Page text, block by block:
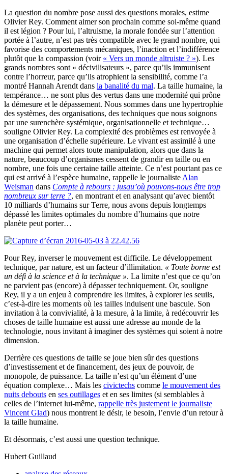
La question du nombre pose aussi des questions morales, estime
Olivier Rey. Comment aimer son prochain comme soi-même quand
il est légion ? Pour lui, l’altruisme, la morale fondée sur l’attention
portée à l’autre, n’est pas très compatible avec le grand nombre, qui
favorise des comportements mécaniques, l’inaction et l’indifférence
plutôt que la compassion (voir « Vers un monde altruiste ? »). Les
grands nombres sont « décivilisateurs », parce qu’ils immunisent
contre l’horreur, parce qu’ils atrophient la sensibilité, comme l’a
montré Hannah Arendt dans la banalité du mal. La taille humaine, la
tempérance… ne sont plus des vertus dans une modernité qui prône
la démesure et le dépassement. Nous sommes dans une hypertrophie
des systèmes, des organisations, des techniques que nous soignons
par une surenchère systémique, organisationnelle et technique…
souligne Olivier Rey. La complexité des problèmes est renvoyée à
une organisation d’échelle supérieure. Le vivant est assimilé à une
machine qui permet alors toute manipulation, alors que dans la
nature, beaucoup d’organismes cessent de grandir en taille ou en
nombre, une fois une certaine taille atteinte. Ce n’est pourtant pas ce
qui est arrivé à l’espèce humaine, rappelle le journaliste Alan
Weisman dans Compte à rebours : jusqu’où pouvons-nous être trop
nombreux sur terre ?, en montrant et en analysant qu’avec bientôt
10 milliards d’humains sur Terre, nous avons depuis longtemps
dépassé les limites optimales du nombre d’humains que notre
planète peut porter…
Pour Rey, inverser le mouvement est difficile. Le développement
technique, par nature, est un facteur d’illimitation. « Toute borne est
un défi à la science et à la technique ». La limite n’est que ce qu’on
ne parvient pas (encore) à dépasser techniquement. Or, souligne
Rey, il y a un enjeu à comprendre les limites, à explorer les seuils,
c’est-à-dire les moments où les tailles induisent une bascule. Son
invitation à la convivialité, à la mesure, à la limite, à redécouvrir les
choses de taille humaine est aussi une adresse au monde de la
technologie, nous invitant à imaginer des systèmes qui soient à notre
dimension.
Derrière ces questions de taille se joue bien sûr des questions
d’investissement et de financement, des jeux de pouvoir, de
monopole, de puissance. La taille n’est qu’un élément d’une
équation complexe… Mais les civictechs comme le mouvement des
nuits debouts en ses outillages et en ses limites (si semblables à
celles de l’internet lui-même, rappelle très justement le journaliste
Vincent Glad) nous montrent le désir, le besoin, l’envie d’un retour à
la taille humaine.
Et désormais, c’est aussi une question technique.
Hubert Guillaud